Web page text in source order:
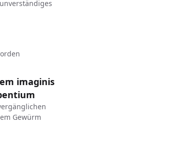
imaginis
Gewürm